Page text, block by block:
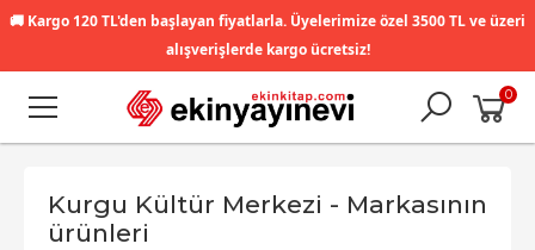
🚚 Kargo 120 TL'den başlayan fiyatlarla. Üyelerimize özel 3500 TL ve üzeri
alışverişlerde kargo ücretsiz!
0
Kurgu Kültür Merkezi - Markasının
ürünleri